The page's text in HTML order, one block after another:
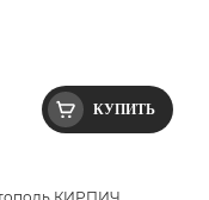
КУПИТЬ